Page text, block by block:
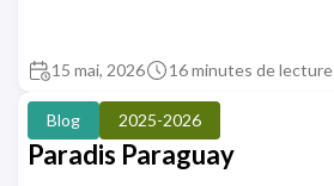
15 mai, 2026 16 minutes de lecture
Blog 2025-2026
Paradis Paraguay